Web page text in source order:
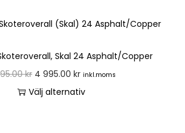
Skal 24 Asphalt/Copper
kr 4 995.00 kr inkl.moms
Välj alternativ